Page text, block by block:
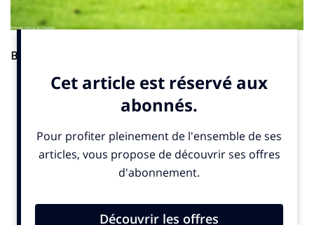
Business
l’analyse du football via une technologie de suivi alimentée par
l’IA née il y a dix ans décide d’ouvrir son capital sur la plateforme
Stéphane Martin sur LinkedIn. Près de 100 000 euros ont été
soulevés en quelques heures. Le champion du monde 2018
Raphaël Varane est un des actionnaires de Footbar.
(c) SportBusiness.Club – Octobre 2025